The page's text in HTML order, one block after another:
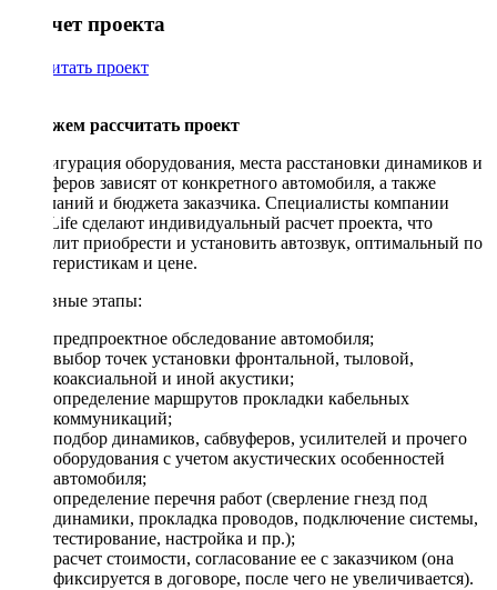
Рассчет проекта
Рассчитать проект
Поможем рассчитать проект
Конфигурация оборудования, места расстановки динамиков и
сабвуферов зависят от конкретного автомобиля, а также
пожеланий и бюджета заказчика. Специалисты компании
DriveLife сделают индивидуальный расчет проекта, что
позволит приобрести и установить автозвук, оптимальный по
характеристикам и цене.
Основные этапы:
предпроектное обследование автомобиля;
выбор точек установки фронтальной, тыловой,
коаксиальной и иной акустики;
определение маршрутов прокладки кабельных
коммуникаций;
подбор динамиков, сабвуферов, усилителей и прочего
оборудования с учетом акустических особенностей
автомобиля;
определение перечня работ (сверление гнезд под
динамики, прокладка проводов, подключение системы,
тестирование, настройка и пр.);
расчет стоимости, согласование ее с заказчиком (она
фиксируется в договоре, после чего не увеличивается).